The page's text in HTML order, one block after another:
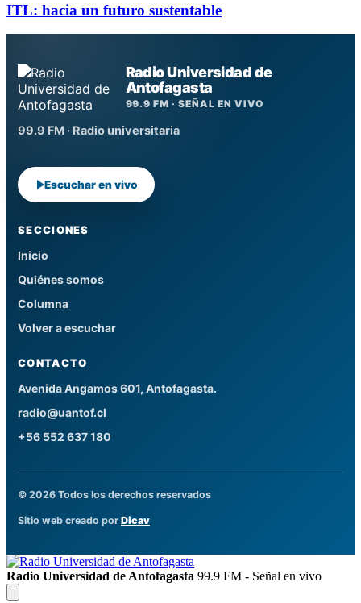
ITL: hacia un futuro sustentable
Radio Universidad de
Antofagasta
99.9 FM · SEÑAL EN VIVO
99.9 FM · Radio universitaria
Escuchar en vivo
SECCIONES
Inicio
Quiénes somos
Columna
Volver a escuchar
CONTACTO
Avenida Angamos 601, Antofagasta.
radio@uantof.cl
+56 552 637 180
© 2026 Todos los derechos reservados
Sitio web creado por Dicav
Radio Universidad de Antofagasta 99.9 FM - Señal en vivo